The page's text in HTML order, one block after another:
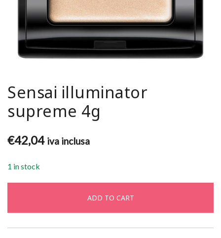
Sensai illuminator
supreme 4g
€42,04 iva inclusa
1 in stock
ADD TO CART